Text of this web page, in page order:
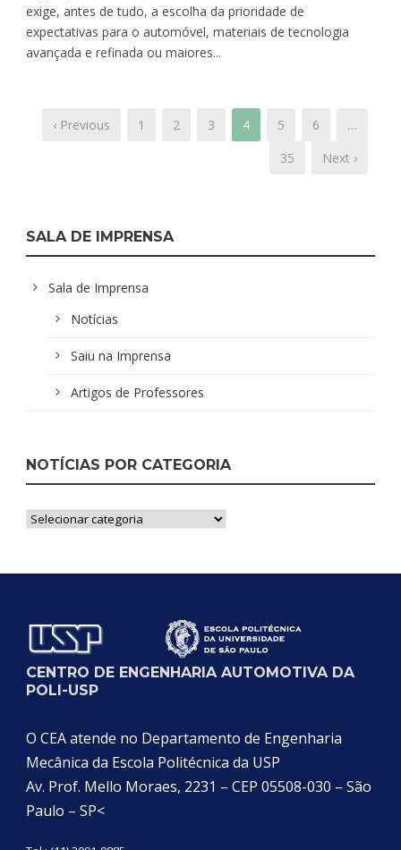
exige, antes de tudo, a escolha da prioridade de
expectativas para o automóvel, materiais de tecnologia
avançada e refinada ou maiores...
‹ Previous 1 2 3 4 5 6
…
35
Next ›
SALA DE IMPRENSA
Sala de Imprensa
Notícias
Saiu na Imprensa
Artigos de Professores
NOTÍCIAS POR CATEGORIA
Notícias
CENTRO DE ENGENHARIA AUTOMOTIVA DA
POLI-USP
O CEA atende no Departamento de Engenharia
Mecânica da Escola Politécnica da USP
Av. Prof. Mello Moraes, 2231 – CEP 05508-030 – São
Paulo – SP<